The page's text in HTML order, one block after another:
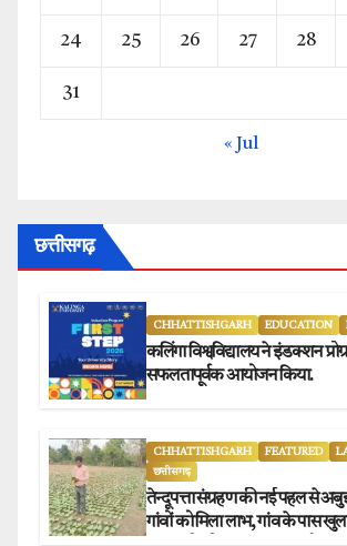
24 25 26 27 28
31
« Jul
छत्तीसगढ़
CHHATTISHGARH EDUCATION
कलिंगा विश्वविद्यालय ने इंडक्शन
सफलतापूर्वक आयोजन किया.
CHHATTISHGARH FEATURED
छत्तीसगढ़
तेन्दूपत्ता संग्रहण की नई पहल से
गांवों को मिला लाभ, गांव के पास